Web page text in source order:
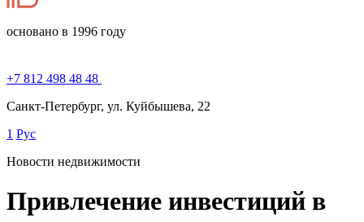
основано в 1996 году
+7 812 498 48 48
Санкт-Петербург, ул. Куйбышева, 22
1 Рус
Новости недвижимости
Привлечение инвестиций в